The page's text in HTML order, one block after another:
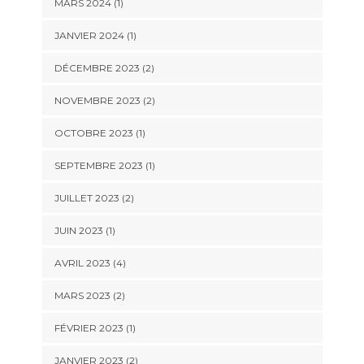
MARS 2024(1)
JANVIER 2024(1)
DÉCEMBRE 2023 (2)
NOVEMBRE 2023 (2)
OCTOBRE 2023 (1)
SEPTEMBRE 2023 (1)
JUILLET 2023 (2)
JUIN 2023 (1)
AVRIL 2023 (4)
MARS 2023 (2)
FÉVRIER 2023 (1)
JANVIER 2023 (2)